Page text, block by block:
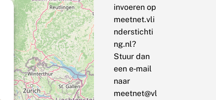
invoeren op
meetnet.vli
nderstichti
ng.nl?
Stuur dan
een e‑mail
naar
meetnet@vl